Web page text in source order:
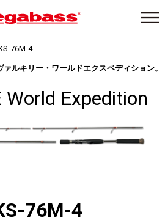
76M-4
ルキリー・ワールドエクスペディション。
World Expedition
76M-4